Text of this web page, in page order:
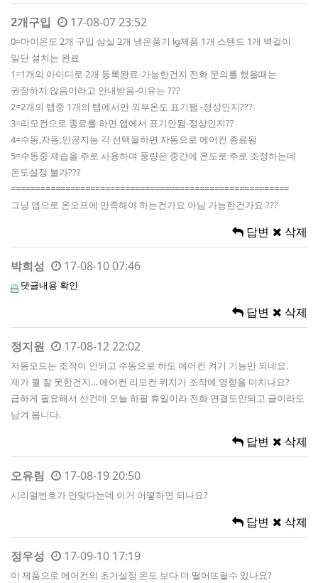
2개구입 17-08-07 23:52
0=마이온도 2개 구입 삼실 2개 냉온풍기 lg제품 1개 스텐드 1개 벽걸이
일단 설치는 완료
1=1개의 아이디로 2개 등록완료-가능한건지 전화 문의를 했을때는
권장하지 않음이라고 안내받음-이유는 ???
2=2개의 탭중 1개의 탭에서만 외부온도 표기됌 -정상인지???
3=리모컨으로 종료를 하면 앱에서 표기안됨-정상인지??
4=수동,자동,인공지능 각 선택을하면 자동으로 에어컨 종료됨
5=수동중 제습을 주로 사용하며 풍량은 중간에 온도로 주로 조정하는데
온도설정 불가???
========================================================
그냥 앱으로 온오프에 만족해야 하는건가요 아님 가능한건가요 ???
답변 삭제
박희성 17-08-10 07:46
댓글내용 확인
답변 삭제
정지원 17-08-12 22:02
자동모드는 조작이 안되고 수동으로 하도 에어컨 켜기 기능만 되네요.
제가 뭘 잘 못한건지... 에어컨 리모컨 위치가 조작에 영향을 미치나요?
급하게 필요해서 산건데 오늘 하필 휴일이라 전화 연결도안되고 글이라도
남겨 봅니다.
답변 삭제
오유림 17-08-19 20:50
시리얼번호가 안맞다는데 이거 어떻하면 되나요?
답변 삭제
정우성 17-09-10 17:19
이 제품으로 에어컨의 초기설정 온도 보다 더 떨어뜨릴수 있나요?